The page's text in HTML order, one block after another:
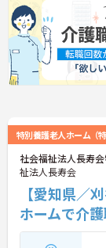
特別養護老人ホーム（特
社会福祉法人長寿
祉法人長寿会
【愛知県／
ホームで介